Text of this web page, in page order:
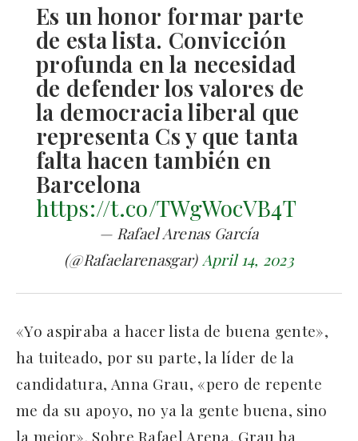
Es un honor formar parte
de esta lista. Convicción
profunda en la necesidad
de defender los valores de
la democracia liberal que
representa Cs y que tanta
falta hacen también en
Barcelona
https://t.co/TWgWocVB4T
— Rafael Arenas García
(@Rafaelarenasgar)April 14, 2023
«Yo aspiraba a hacer lista de buena gente»,
ha tuiteado, por su parte, la líder de la
candidatura, Anna Grau, «pero de repente
me da su apoyo, no ya la gente buena, sino
la mejor». Sobre Rafael Arena, Grau ha